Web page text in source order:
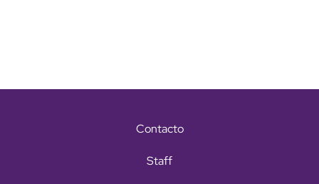
Contacto
Staff